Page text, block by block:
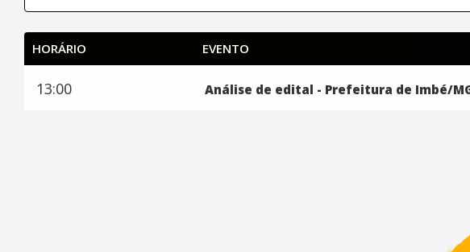
HORÁRIO EVENTO
13:00 Análise de edital - Prefeitura de Imbé/